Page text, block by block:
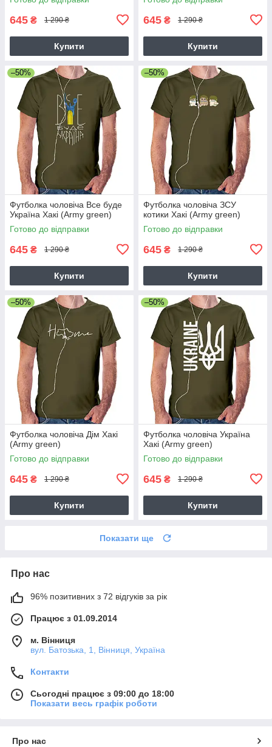
645 ₴ 1 290 ₴
Купити
645 ₴ 1 290 ₴
Купити
–50%
Футболка чоловіча Все буде
Україна Хакі (Army green)
Готово до відправки
645 ₴ 1 290 ₴
Купити
–50%
Футболка чоловіча ЗСУ
котики Хакі (Army green)
Готово до відправки
645 ₴ 1 290 ₴
Купити
–50%
Футболка чоловіча Дім Хакі
(Army green)
Готово до відправки
645 ₴ 1 290 ₴
Купити
–50%
Футболка чоловіча Україна
Хакі (Army green)
Готово до відправки
645 ₴ 1 290 ₴
Купити
Показати ще
Про нас
96% позитивних з 72 відгуків за рік
Працює з 01.09.2014
м. Вінниця
вул. Батозька, 1, Вінниця, Україна
Контакти
Сьогодні працює з 09:00 до 18:00
Показати весь графік роботи
Про нас